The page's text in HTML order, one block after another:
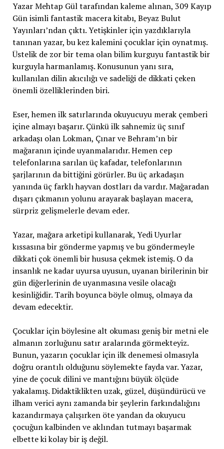
Yazar Mehtap Gül tarafından kaleme alınan, 309 Kayıp
Gün isimli fantastik macera kitabı, Beyaz Bulut
Yayınları’ndan çıktı. Yetişkinler için yazdıklarıyla
tanınan yazar, bu kez kalemini çocuklar için oynatmış.
Üstelik de zor bir tema olan bilim kurguyu fantastik bir
kurguyla harmanlamış. Konusunun yanı sıra,
kullanılan dilin akıcılığı ve sadeliği de dikkati çeken
önemli özelliklerinden biri.
Eser, hemen ilk satırlarında okuyucuyu merak çemberi
içine almayı başarır. Çünkü ilk sahnemiz üç sınıf
arkadaşı olan Lokman, Çınar ve Behram’ın bir
mağaranın içinde uyanmalarıdır. Hemen cep
telefonlarına sarılan üç kafadar, telefonlarının
şarjlarının da bittiğini görürler. Bu üç arkadaşın
yanında üç farklı hayvan dostları da vardır. Mağaradan
dışarı çıkmanın yolunu arayarak başlayan macera,
sürpriz gelişmelerle devam eder.
Yazar, mağara arketipi kullanarak, Yedi Uyurlar
kıssasına bir gönderme yapmış ve bu göndermeyle
dikkati çok önemli bir hususa çekmek istemiş. O da
insanlık ne kadar uyursa uyusun, uyanan birilerinin bir
gün diğerlerinin de uyanmasına vesile olacağı
kesinliğidir. Tarih boyunca böyle olmuş, olmaya da
devam edecektir.
Çocuklar için böylesine alt okuması geniş bir metni ele
almanın zorluğunu satır aralarında görmekteyiz.
Bunun, yazarın çocuklar için ilk denemesi olmasıyla
doğru orantılı olduğunu söylemekte fayda var. Yazar,
yine de çocuk dilini ve mantığını büyük ölçüde
yakalamış. Didaktiklikten uzak, güzel, düşündürücü ve
ilham verici aynı zamanda bir şeylerin farkındalığını
kazandırmaya çalışırken öte yandan da okuyucu
çocuğun kalbinden ve aklından tutmayı başarmak
elbette ki kolay bir iş değil.